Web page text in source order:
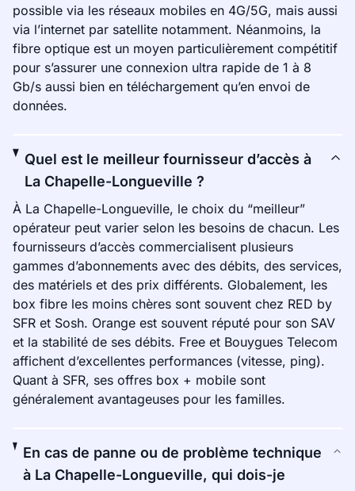
possible via les réseaux mobiles en 4G/5G, mais aussi
via l’internet par satellite notamment. Néanmoins, la
fibre optique est un moyen particulièrement compétitif
pour s’assurer une connexion ultra rapide de 1 à 8
Gb/s aussi bien en téléchargement qu’en envoi de
données.
Quel est le meilleur fournisseur d’accès à
La Chapelle-Longueville ?
À La Chapelle-Longueville, le choix du “meilleur”
opérateur peut varier selon les besoins de chacun. Les
fournisseurs d’accès commercialisent plusieurs
gammes d’abonnements avec des débits, des services,
des matériels et des prix différents. Globalement, les
box fibre les moins chères sont souvent chez RED by
SFR et Sosh. Orange est souvent réputé pour son SAV
et la stabilité de ses débits. Free et Bouygues Telecom
affichent d’excellentes performances (vitesse, ping).
Quant à SFR, ses offres box + mobile sont
généralement avantageuses pour les familles.
En cas de panne ou de problème technique
à La Chapelle-Longueville, qui dois-je